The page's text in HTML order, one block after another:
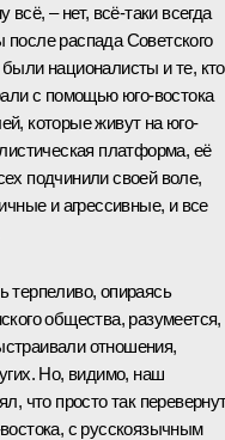
– нет, всё-таки всегда
распада Советского
националисты и те,
с помощью юго-востока
которые живут на юго-
платформа, её
подчинили своей воле,
и агрессивные, и все
опираясь
общества, разумеется,
отношения,
Но, видимо, наш
что просто так
с русскоязычным